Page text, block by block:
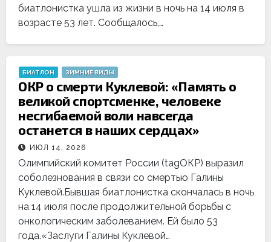
биатлонистка ушла из жизни в ночь на 14 июля в
возрасте 53 лет. Сообщалось,…
БИАТЛОН ЗИМНИЕ ВИДЫ
ОКР о смерти Куклевой: «Память о
великой спортсменке, человеке
несгибаемой воли навсегда
останется в наших сердцах»
ИЮЛ 14, 2026
Олимпийский комитет России (tagОКР) выразил
соболезнования в связи со смертью Галины
Куклевой.Бывшая биатлонистка скончалась в ночь
на 14 июля после продолжительной борьбы с
онкологическим заболеванием. Ей было 53
года.«Заслуги Галины Куклевой…